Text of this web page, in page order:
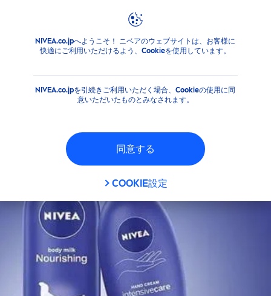
NIVEA.co.jpへようこそ！ ニベアのウェブサイトは、お客様に
快適にご利用いただけるよう、Cookieを使用しています。
NIVEA.co.jpを引続きご利用いただく場合、Cookieの使用に同
意いただいたものとみなされます。
同意する
COOKIE設定
商品 ボディ
肌タイプ
すべての肌タイプ
超乾燥肌
機能
ウォッシュ